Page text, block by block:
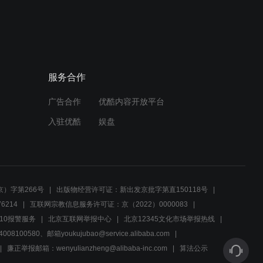
服务合作
广告合作 优酷内容开放平台
入驻优酷 娱盘
）字第266号
出版物经营许可证：新出发京批字第直150118号
互联网宗教信息服务许可证：京（2022）0000083
报警服务 北京互联网举报中心
北京12345文化市场举报热线
、邮箱youkujubao@service.alibaba.com
廉正举报邮箱：wenyulianzheng@alibaba-inc.com 算法公示